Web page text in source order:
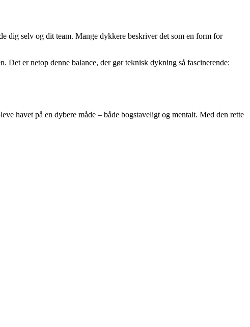
dig selv og dit team. Mange dykkere beskriver det som en form for
er netop denne balance, der gør teknisk dykning så fascinerende:
havet på en dybere måde – både bogstaveligt og mentalt. Med den rette